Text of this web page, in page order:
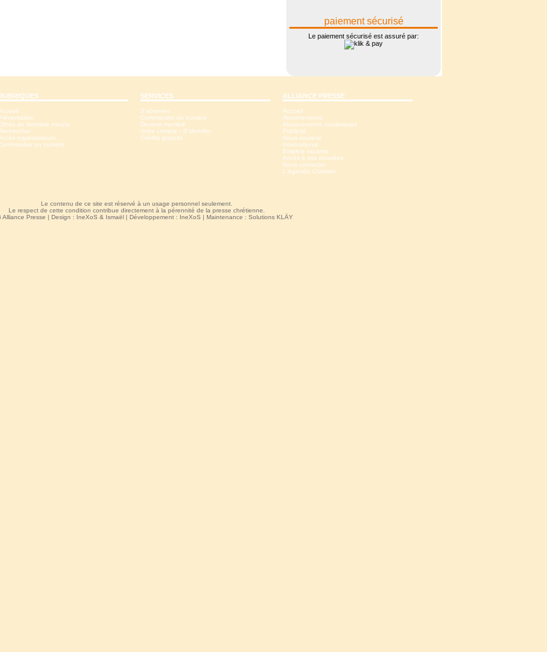
paiement sécurisé
Le paiement sécurisé est assuré par:
de dernière minute
organisateurs
un numéro
SERVICES
S'abonner
Commander un numéro
Devenir membre
Votre compte - S'identifer
Crédits gratuits
ALLIANCE PRESSE
Accueil
Abonnements
Abonnements numériques
Publicité
Nous soutenir
International
Emplois vacants
Accès à vos données
Nous contacter
L'Agenda Chrétien
Le contenu de ce site est réservé à un usage personnel seulement.
Le respect de cette condition contribue directement à la pérennité de la presse chrétienne.
Alliance Presse | Design : IneXoS & Ismaël | Développement : IneXoS | Maintenance : Solutions KLÄY